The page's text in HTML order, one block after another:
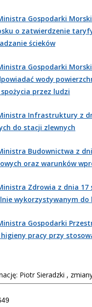
Gospodarki
o zatwierdzenie
ścieków
Gospodarki
wody
przez ludzi
Infrastruktury z
do stacji zlewnych
Budownictwa z
oraz warunków
Zdrowia z dnia
wykorzystywanym do
Gospodarki
pracy przy
Piotr Sieradzki ,